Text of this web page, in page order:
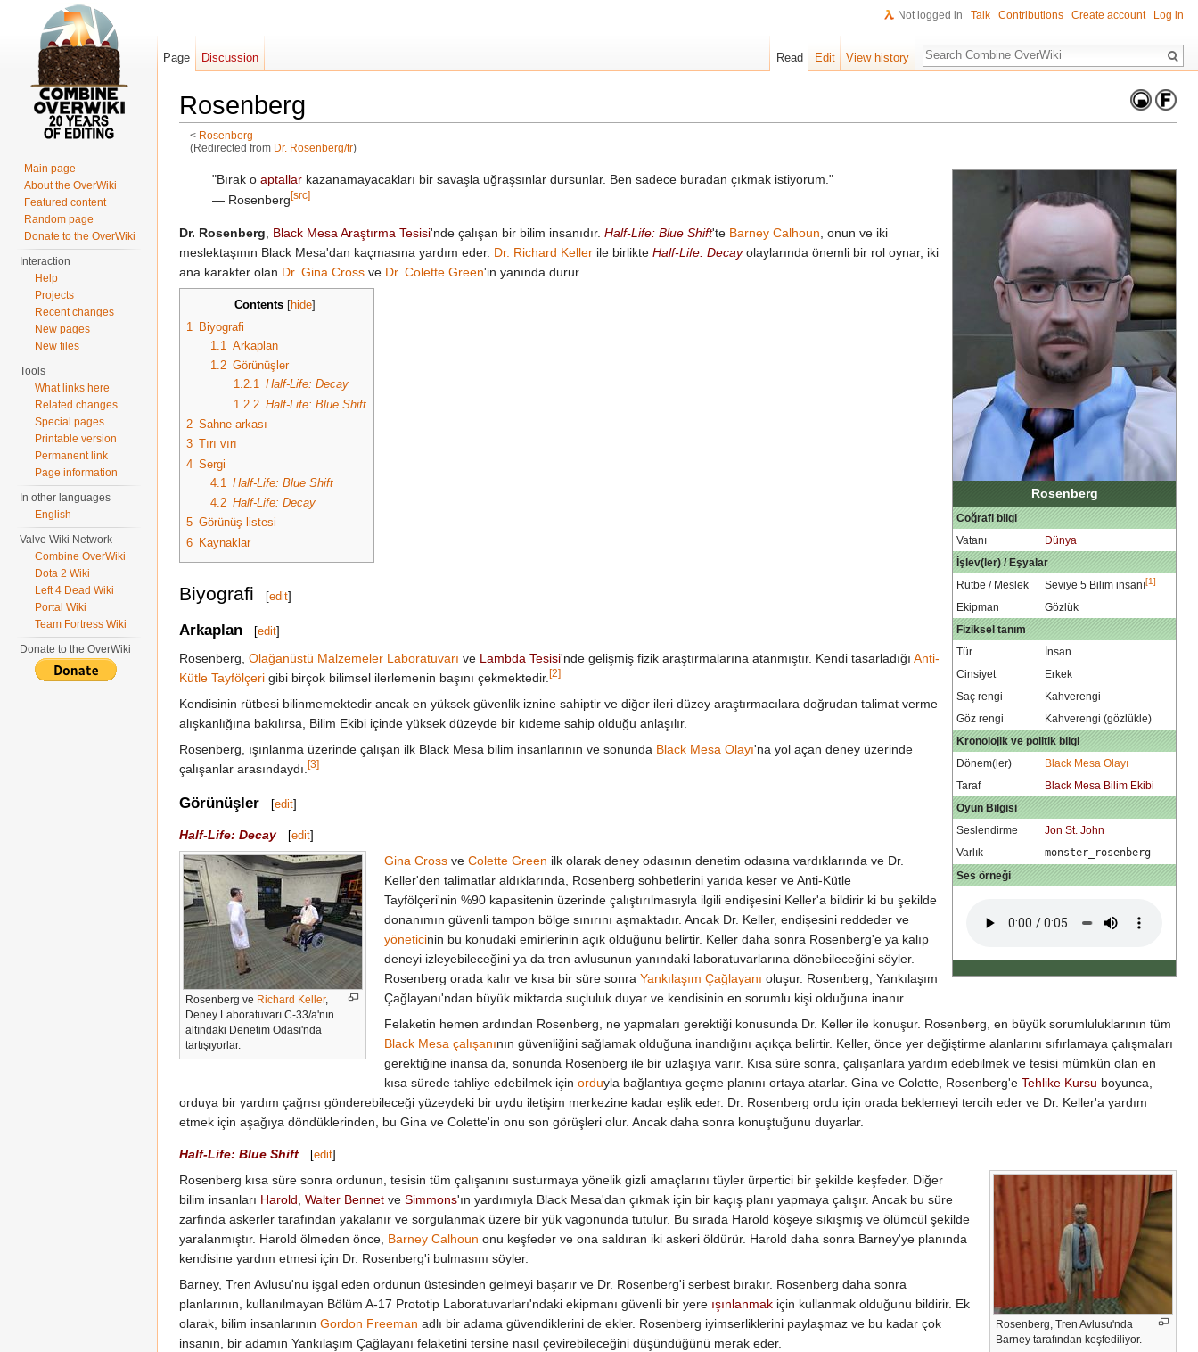
Rosenberg
< Rosenberg
(Redirected from Dr. Rosenberg/tr)
Rosenberg
Coğrafi bilgi
Vatanı
Dünya
İşlev(ler) / Eşyalar
Rütbe / Meslek
Seviye 5 Bilim insanı[1]
Ekipman
Gözlük
Fiziksel tanım
Tür
İnsan
Cinsiyet
Erkek
Saç rengi
Kahverengi
Göz rengi
Kahverengi (gözlükle)
Kronolojik ve politik bilgi
Dönem(ler)
Black Mesa Olayı
Taraf
Black Mesa Bilim Ekibi
Oyun Bilgisi
Seslendirme
Jon St. John
Varlık
monster_rosenberg
Ses örneği
"Bırak oaptallar kazanamayacakları bir savaşla uğraşsınlar dursunlar. Ben sadece buradan çıkmak istiyorum."
― Rosenberg[src]
Dr. Rosenberg Black Mesa Araştırma Tesisi'nde çalışan bir bilim insanıdır. Half-Life: Blue Shift'te Barney Calhoun , onun ve iki
meslektaşının Black Mesa'dan kaçmasına yardım eder. Dr. Richard Keller ile birlikte Half-Life: Decayolaylarında önemli bir rol oynar, iki
ana karakter olan Dr. Gina Cross ve Dr. Colette Green'in yanında durur.
Contents hide
1 Biyografi
1.1 Arkaplan
1.2 Görünüşler
1.2.1 Half-Life: Decay
1.2.2 Half-Life: Blue Shift
2 Sahne arkası
3 Tırı vırı
4 Sergi
4.1 Half-Life: Blue Shift
4.2 Half-Life: Decay
5 Görünüş listesi
6 Kaynaklar
Biyografi [edit]
Arkaplan [edit]
Rosenberg, Olağanüstü Malzemeler Laboratuvarı ve Lambda Tesisi'nde gelişmiş fizik araştırmalarına atanmıştır. Kendi tasarladığı Anti-
Kütle Tayfölçeri gibi birçok bilimsel ilerlemenin başını çekmektedir. [2]
Kendisinin rütbesi bilinmemektedir ancak en yüksek güvenlik iznine sahiptir ve diğer ileri düzey araştırmacılara doğrudan talimat verme
alışkanlığına bakılırsa, Bilim Ekibi içinde yüksek düzeyde bir kıdeme sahip olduğu anlaşılır.
Rosenberg, ışınlanma üzerinde çalışan ilk Black Mesa bilim insanlarının ve sonunda Black Mesa Olayı'na yol açan deney üzerinde
çalışanlar arasındaydı. [3]
Görünüşler [edit]
Half-Life: Decay [edit]
Rosenberg ve Richard Keller,
Deney Laboratuvarı C-33/a'nın
altındaki Denetim Odası'nda
tartışıyorlar.
Gina Crossve Colette Green ilk olarak deney odasının denetim odasına vardıklarında ve Dr.
Keller'den talimatlar aldıklarında, Rosenberg sohbetlerini yarıda keser ve Anti-Kütle
Tayfölçeri'nin %90 kapasitenin üzerinde çalıştırılmasıyla ilgili endişesini Keller'a bildirir ki bu şekilde
donanımın güvenli tampon bölge sınırını aşmaktadır. Ancak Dr. Keller, endişesini reddeder ve
yöneticinin bu konudaki emirlerinin açık olduğunu belirtir. Keller daha sonra Rosenberg'e ya kalıp
deneyi izleyebileceğini ya da tren avlusunun yanındaki laboratuvarlarına dönebileceğini söyler.
Rosenberg orada kalır ve kısa bir süre sonra Yankılaşım Çağlayanı oluşur. Rosenberg, Yankılaşım
Çağlayanı'ndan büyük miktarda suçluluk duyar ve kendisinin en sorumlu kişi olduğuna inanır.
Felaketin hemen ardından Rosenberg, ne yapmaları gerektiği konusunda Dr. Keller ile konuşur. Rosenberg, en büyük sorumluluklarının tüm
Black Mesa çalışanının güvenliğini sağlamak olduğuna inandığını açıkça belirtir. Keller, önce yer değiştirme alanlarını sıfırlamaya çalışmaları
gerektiğine inansa da, sonunda Rosenberg ile bir uzlaşıya varır. Kısa süre sonra, çalışanlara yardım edebilmek ve tesisi mümkün olan en
kısa sürede tahliye edebilmek için orduyla bağlantıya geçme planını ortaya atarlar. Gina ve Colette, Rosenberg'e Tehlike Kursu boyunca,
orduya bir yardım çağrısı gönderebileceği yüzeydeki bir uydu iletişim merkezine kadar eşlik eder. Dr. Rosenberg ordu için orada beklemeyi tercih eder ve Dr. Keller'a yardım
etmek için aşağıya döndüklerinden, bu Gina ve Colette'in onu son görüşleri olur. Ancak daha sonra konuştuğunu duyarlar.
Half-Life: Blue Shift [edit]
Rosenberg, Tren Avlusu'nda
Barney tarafından keşfediliyor.
Rosenberg kısa süre sonra ordunun, tesisin tüm çalışanını susturmaya yönelik gizli amaçlarını tüyler ürpertici bir şekilde keşfeder. Diğer
bilim insanları Harold, Walter Bennet ve Simmons'ın yardımıyla Black Mesa'dan çıkmak için bir kaçış planı yapmaya çalışır. Ancak bu süre
zarfında askerler tarafından yakalanır ve sorgulanmak üzere bir yük vagonunda tutulur. Bu sırada Harold köşeye sıkışmış ve ölümcül şekilde
yaralanmıştır. Harold ölmeden önce, Barney Calhoun onu keşfeder ve ona saldıran iki askeri öldürür. Harold daha sonra Barney'ye planında
kendisine yardım etmesi için Dr. Rosenberg'i bulmasını söyler.
Barney, Tren Avlusu'nu işgal eden ordunun üstesinden gelmeyi başarır ve Dr. Rosenberg'i serbest bırakır. Rosenberg daha sonra
planlarının, kullanılmayan Bölüm A-17 Prototip Laboratuvarları'ndaki ekipmanı güvenli bir yere ışınlanmak için kullanmak olduğunu bildirir. Ek
olarak, bilim insanlarının Gordon Freeman adlı bir adama güvendiklerini de ekler. Rosenberg iyimserliklerini paylaşmaz ve bu kadar çok
insanın, bir adamın Yankılaşım Çağlayanı felaketini tersine nasıl çevirebileceğini düşündüğünü merak eder.
Not logged in Talk Contributions Create account Log in
Page Discussion Read Edit View history
Search
Main page
About the OverWiki
Featured content
Random page
Donate to the OverWiki
Interaction
Help
Projects
Recent changes
New pages
New files
Tools
What links here
Related changes
Special pages
Printable version
Permanent link
Page information
In other languages
English
Valve Wiki Network
Combine OverWiki
Dota 2 Wiki
Left 4 Dead Wiki
Portal Wiki
Team Fortress Wiki
Donate to the OverWiki